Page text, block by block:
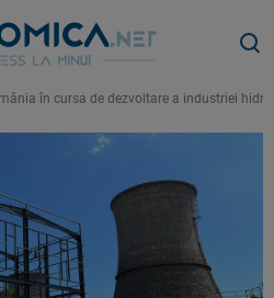
în cursa de dezvoltare a industriei